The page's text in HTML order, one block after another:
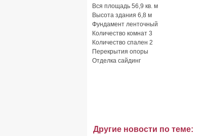
Вся площадь 56,9 кв. м
Высота здания 6,8 м
Фундамент ленточный
Количество комнат 3
Количество спален 2
Перекрытия опоры
Отделка сайдинг
Другие новости по теме: